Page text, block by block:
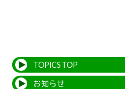
TOPICS TOP
お知らせ